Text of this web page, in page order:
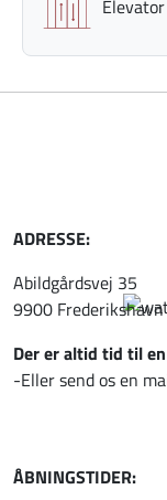
Elevator
ADRESSE:
Abildgårdsvej 35
9900 Frederikshavn
Der er altid tid til
-Eller send os en
ÅBNINGSTIDER: